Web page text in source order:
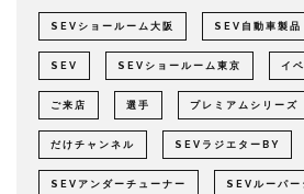
SEVショールーム大阪 SEV自動車製品
SEV SEVショールーム東京 イ
ご来店 選手 プレミアムシリーズ
だけチャンネル SEVラジエターBY
SEVアンダーチューナー SEVルーパー